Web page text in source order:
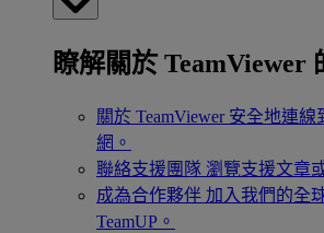
瞭解關於 TeamViewer
關於 TeamViewer 安全地連線
網。
聯絡支援團隊 瀏覽支援文章
成為合作夥伴 加入我們的全
TeamUP。